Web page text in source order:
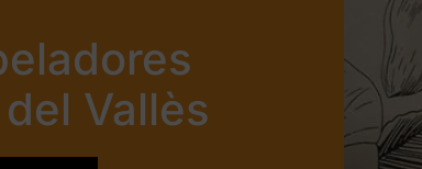
Vallès